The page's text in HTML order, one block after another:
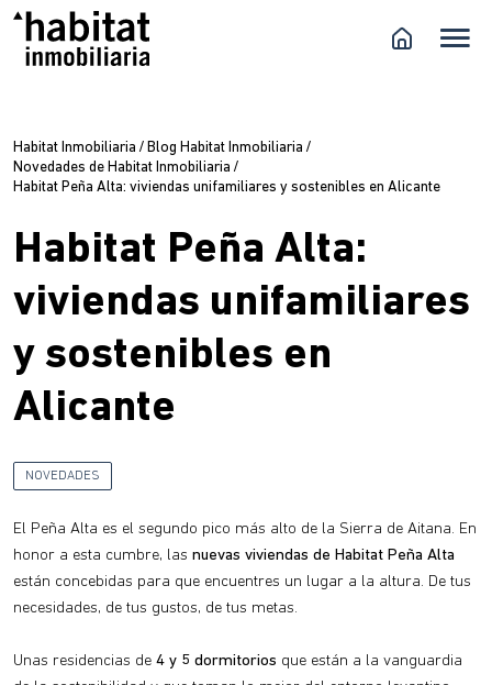
Habitat Inmobiliaria / Blog Habitat Inmobiliaria /
Novedades de Habitat Inmobiliaria /
Habitat Peña Alta: viviendas unifamiliares y sostenibles en Alicante
Habitat Peña Alta:
viviendas unifamiliares
y sostenibles en
Alicante
NOVEDADES
El Peña Alta es el segundo pico más alto de la Sierra de Aitana. En
honor a esta cumbre, las nuevas viviendas de Habitat Peña Alta
están concebidas para que encuentres un lugar a la altura. De tus
necesidades, de tus gustos, de tus metas.
Unas residencias de 4 y 5 dormitorios que están a la vanguardia